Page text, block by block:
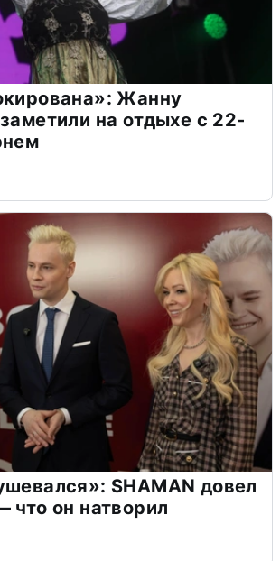
Жанну
на отдыхе с 22-
SHAMAN довел
что он натворил